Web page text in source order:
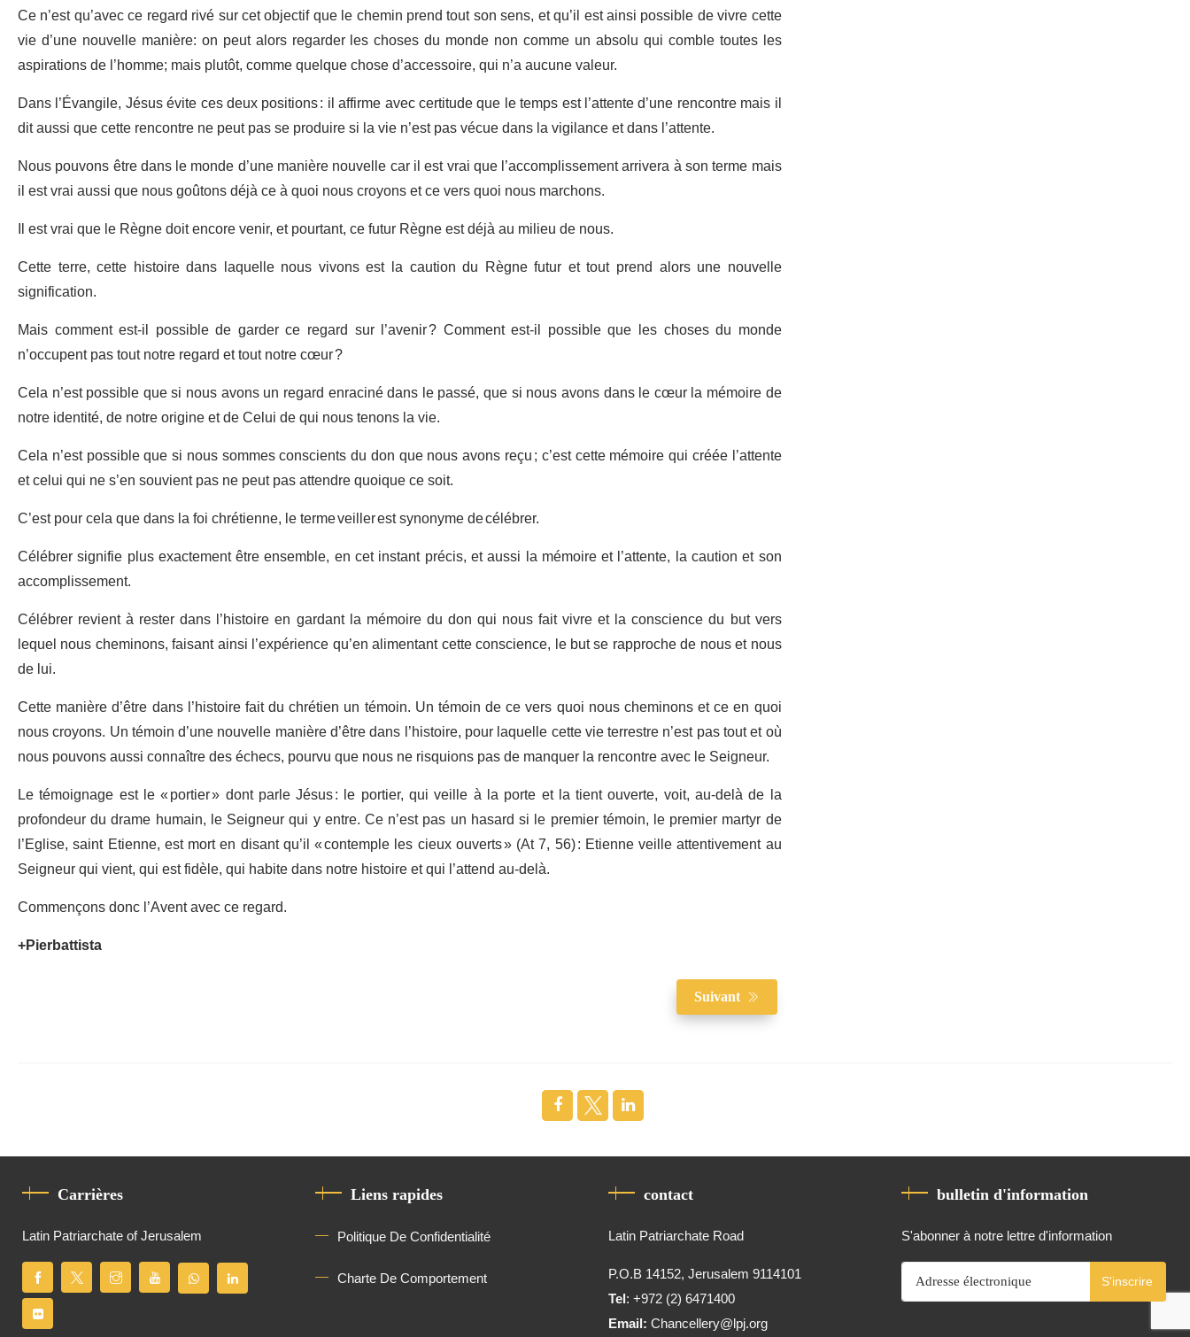
Ce n’est qu’avec ce regard rivé sur cet objectif que le chemin prend tout son sens, et qu’il est ainsi possible de vivre cette
vie d’une nouvelle manière: on peut alors regarder les choses du monde non comme un absolu qui comble toutes les
aspirations de l’homme; mais plutôt, comme quelque chose d’accessoire, qui n’a aucune valeur.
Dans l’Évangile, Jésus évite ces deux positions : il affirme avec certitude que le temps est l’attente d’une rencontre mais il
dit aussi que cette rencontre ne peut pas se produire si la vie n’est pas vécue dans la vigilance et dans l’attente.
Nous pouvons être dans le monde d’une manière nouvelle car il est vrai que l’accomplissement arrivera à son terme mais
il est vrai aussi que nous goûtons déjà ce à quoi nous croyons et ce vers quoi nous marchons.
Il est vrai que le Règne doit encore venir, et pourtant, ce futur Règne est déjà au milieu de nous.
Cette terre, cette histoire dans laquelle nous vivons est la caution du Règne futur et tout prend alors une nouvelle
signification.
Mais comment est-il possible de garder ce regard sur l’avenir ? Comment est-il possible que les choses du monde
n’occupent pas tout notre regard et tout notre cœur ?
Cela n’est possible que si nous avons un regard enraciné dans le passé, que si nous avons dans le cœur la mémoire de
notre identité, de notre origine et de Celui de qui nous tenons la vie.
Cela n’est possible que si nous sommes conscients du don que nous avons reçu ; c’est cette mémoire qui créée l’attente
et celui qui ne s’en souvient pas ne peut pas attendre quoique ce soit.
C’est pour cela que dans la foi chrétienne, le terme veiller est synonyme de célébrer.
Célébrer signifie plus exactement être ensemble, en cet instant précis, et aussi la mémoire et l’attente, la caution et son
accomplissement.
Célébrer revient à rester dans l’histoire en gardant la mémoire du don qui nous fait vivre et la conscience du but vers
lequel nous cheminons, faisant ainsi l’expérience qu’en alimentant cette conscience, le but se rapproche de nous et nous
de lui.
Cette manière d’être dans l’histoire fait du chrétien un témoin. Un témoin de ce vers quoi nous cheminons et ce en quoi
nous croyons. Un témoin d’une nouvelle manière d’être dans l’histoire, pour laquelle cette vie terrestre n’est pas tout et où
nous pouvons aussi connaître des échecs, pourvu que nous ne risquions pas de manquer la rencontre avec le Seigneur.
Le témoignage est le « portier » dont parle Jésus : le portier, qui veille à la porte et la tient ouverte, voit, au-delà de la
profondeur du drame humain, le Seigneur qui y entre. Ce n’est pas un hasard si le premier témoin, le premier martyr de
l’Eglise, saint Etienne, est mort en disant qu’il « contemple les cieux ouverts » (At 7, 56) : Etienne veille attentivement au
Seigneur qui vient, qui est fidèle, qui habite dans notre histoire et qui l’attend au-delà.
Commençons donc l’Avent avec ce regard.
+Pierbattista
Suivant
Carrières
Latin Patriarchate of Jerusalem
Liens rapides
Politique De Confidentialité
Charte De Comportement
contact
Latin Patriarchate Road
P.O.B 14152, Jerusalem 9114101
Tel: +972 (2) 6471400
Email:Chancellery@lpj.org
bulletin d'information
S'abonner à notre lettre d'information
S'inscrire